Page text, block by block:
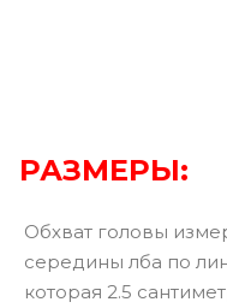
РАЗМЕРЫ:
Обхват головы
середины лба по
которая 2.5